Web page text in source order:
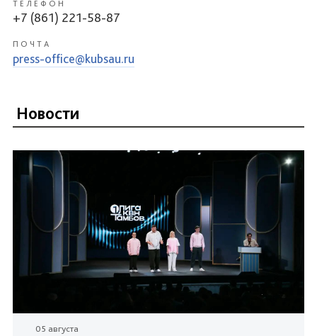
ТЕЛЕФОН
+7 (861) 221-58-87
ПОЧТА
press-office@kubsau.ru
Новости
05 августа